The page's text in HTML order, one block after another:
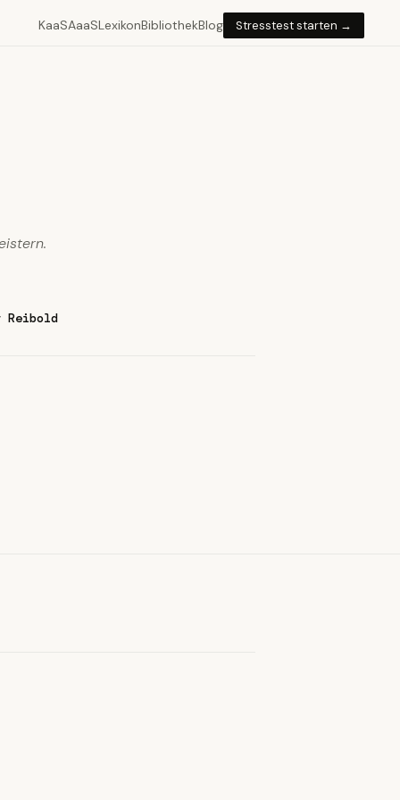
KaaSAaaSLexikonBibliothekBlog Stresstest starten →
Reibold